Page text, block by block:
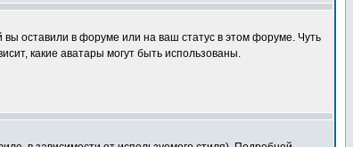
оставили в форуме или на ваш статус в этом форуме. Чуть
какие аватары могут быть использованы.